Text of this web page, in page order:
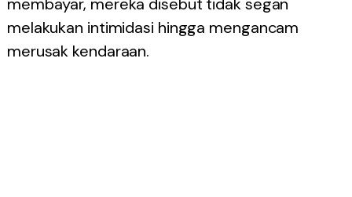
membayar, mereka disebut tidak segan
melakukan intimidasi hingga mengancam
merusak kendaraan.